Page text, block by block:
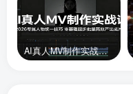
AI真人MV制作实战课：2026专属人物统一技巧，零基础起步批量高效产出成片